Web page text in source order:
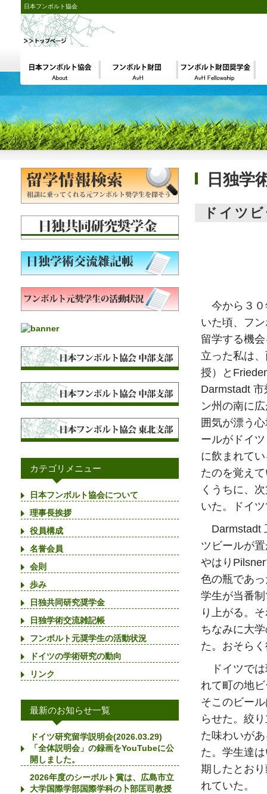
日本フンボルト協会
日独学
ドイツ
今から３０
いた頃、フ
留学する機
立った私は
授）と
Darmstadt
ン州の南に
囲気が漂う
ールがドイ
に飲まれて
たのを覚え
くうちに、
いた。ドイ
Darmstadt
ツビールが
やはり
色の瓶であ
学生が当番
り上がる。
ちなみに大
た。おそら
ドイツでは
れて町の地
そこのビー
らせた。絞
た味わいが
た。学生達
期したとお
れていた。
カテゴリメニュー
日本フンボルト協会について
理事長挨拶
役員構成
名誉会員
会則
歩み
日独共同研究奨学金
日独学術交流雑記帳
フンボルト元奨学生の活動状況
ドイツの学術研究の動向
リンク
最新のお知らせ一覧
ドイツ研究留学説明会(2026.03.29)
「全体説明会」の録画をYouTubeに公
開しました。
2026年度のシーボルト賞は、広島市立
大学国際学部国際学科の卜部匡司教授